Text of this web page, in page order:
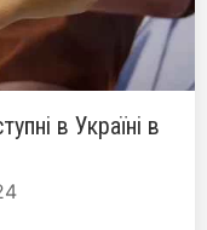
в Україні в